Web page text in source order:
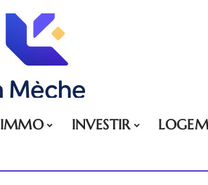
IMMO INVESTIR